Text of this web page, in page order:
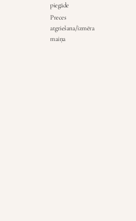
piegāde
Preces
atgriešana/izmēra
maiņa